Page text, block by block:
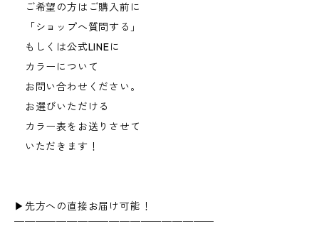
ご希望の方はご購入前に
「ショップへ質問する」
もしくは公式LINEに
カラーについて
お問い合わせください。
お選びいただける
カラー表をお送りさせて
いただきます！
▶︎先方への直接お届け可能！
￣￣￣￣￣￣￣￣￣￣￣￣￣￣￣￣￣￣￣